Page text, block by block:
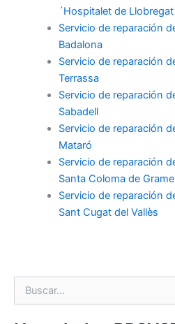
´Hospitalet de Llobregat
Servicio de reparación
Badalona
Servicio de reparación
Terrassa
Servicio de reparación
Sabadell
Servicio de reparación
Mataró
Servicio de reparación
Santa Coloma de
Servicio de reparación
Sant Cugat del Vallès